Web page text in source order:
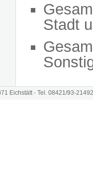
Stadt
Eichstätt - Tel. 08421/93-